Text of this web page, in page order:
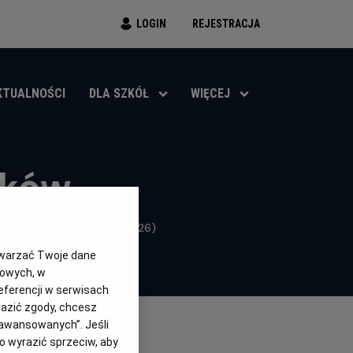
LOGIN REJESTRACJA
DLA SZKÓŁ WIĘCEJ
Wielka Brytania, Inne (2026)
Twoje dane
w
w serwisach
zgody, chcesz
Jeśli
wyrazić sprzeciw, aby